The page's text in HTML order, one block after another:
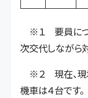
※１ 要員につ
次交代しながら
※２ 現在、現
機車は４台です。